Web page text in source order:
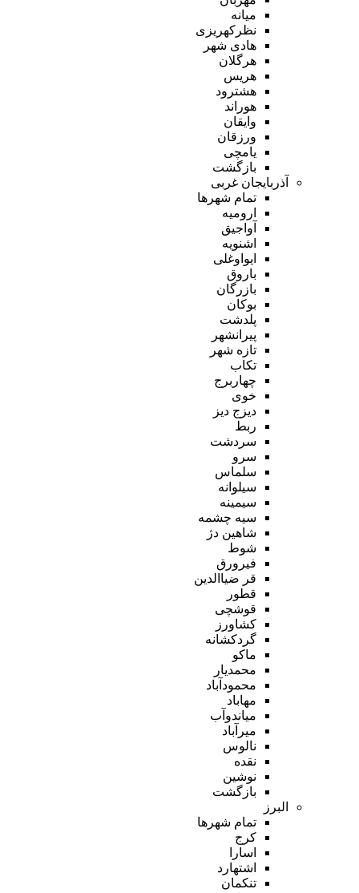
میانه
نظرکهریزی
هادی شهر
هرگلان
هریس
هشترود
هوراند
وایقان
ورزقان
یامچی
بازگشت
آذربایجان غربی
تمام شهر‌ها
ارومیه
آواجیق
اشنویه
ایواوغلی
باروق
بازرگان
بوکان
پلدشت
پیرانشهر
تازه شهر
تکاب
چهاربرج
خوی
دیزج دیز
ربط
سردشت
سرو
سلماس
سیلوانه
سیمینه
سیه چشمه
شاهین دژ
شوط
فیرورق
قر ضیاالدین
قطور
قوشچی
کشاورز
گردکشانه
ماکو
محمدیار
محمودآباد
مهاباد
میاندوآب
میرآباد
نالوس
نقده
نوشین
بازگشت
البرز
تمام شهر‌ها
کرج
اسارا
اشتهارد
تنکمان